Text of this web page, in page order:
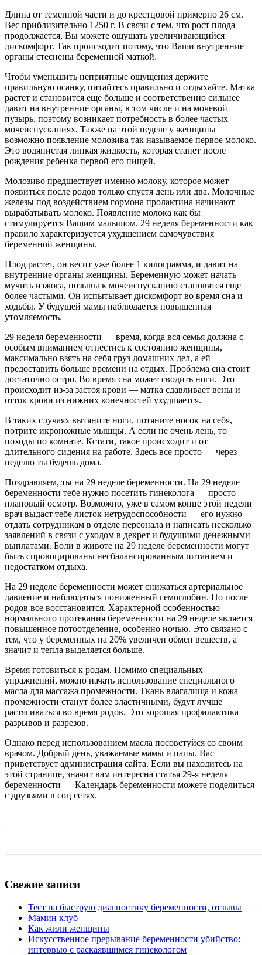
Длина от теменной части и до крестцовой примерно 26 см.
Вес приблизительно 1250 г. В связи с тем, что рост плода
продолжается, Вы можете ощущать увеличивающийся
дискомфорт. Так происходит потому, что Ваши внутренние
органы стеснены беременной маткой.
Чтобы уменьшить неприятные ощущения держите
правильную осанку, питайтесь правильно и отдыхайте. Матка
растет и становится еще больше и соответственно сильнее
давит на внутренние органы, в том числе и на мочевой
пузырь, поэтому возникает потребность в более частых
мочеиспусканиях. Также на этой неделе у женщины
возможно появление молозива так называемое первое молоко.
Это водянистая липкая жидкость, которая станет после
рождения ребенка первой его пищей.
Молозиво предшествует именно молоку, которое может
появиться после родов только спустя день или два. Молочные
железы под воздействием гормона пролактина начинают
вырабатывать молоко. Появление молока как бы
стимулируется Вашим малышом. 29 неделя беременности как
правило характеризуется ухудшением самочувствия
беременной женщины.
Плод растет, он весит уже более 1 килограмма, и давит на
внутренние органы женщины. Беременную может начать
мучить изжога, позывы к мочеиспусканию становятся еще
более частыми. Он испытывает дискомфорт во время сна и
ходьбы. У будущей мамы наблюдается повышенная
утомляемость.
29 неделя беременности — время, когда вся семья должна с
особым вниманием отнестись к состоянию женщины,
максимально взять на себя груз домашних дел, а ей
предоставить больше времени на отдых. Проблема сна стоит
достаточно остро. Во время сна может сводить ноги. Это
происходит из-за застоя крови — матка сдавливает вены и
отток крови из нижних конечностей ухудшается.
В таких случаях вытяните ноги, потяните носок на себя,
потрите икроножные мышцы. А если не очень лень, то
походы по комнате. Кстати, такое происходит и от
длительного сидения на работе. Здесь все просто — через
неделю ты будешь дома.
Поздравляем, ты на 29 неделе беременности. На 29 неделе
беременности тебе нужно посетить гинеколога — просто
плановый осмотр. Возможно, уже в самом конце этой недели
врач выдаст тебе листок нетрудоспособности — его нужно
отдать сотрудникам в отделе персонала и написать несколько
заявлений в связи с уходом в декрет и будущими денежными
выплатами. Боли в животе на 29 неделе беременности могут
быть спровоцированы несбалансированным питанием и
недостатком отдыха.
На 29 неделе беременности может снижаться артериальное
давление и наблюдаться пониженный гемоглобин. Но после
родов все восстановится. Характерной особенностью
нормального протекания беременности на 29 неделе является
повышенное потоотделение, особенно ночью. Это связано с
тем, что у беременных на 20% увеличен обмен веществ, а
значит и тепла выделяется больше.
Время готовиться к родам. Помимо специальных
упражнений, можно начать использование специального
масла для массажа промежности. Ткань влагалища и кожа
промежности станут более эластичными, будут лучше
растягиваться во время родов. Это хорошая профилактика
разрывов и разрезов.
Однако перед использованием масла посоветуйся со своим
врачом. Добрый день, уважаемые мамы и папы. Вас
приветствует администрация сайта. Если вы находитесь на
этой странице, значит вам интересна статья 29-я неделя
беременности — Календарь беременности можете поделиться
с друзьями в соц сетях.
Свежие записи
Тест на быструю диагностику беременности, отзывы
Мамин клуб
Как жили женщины
Искусственное прерывание беременности убийство:
интервью с раскаявшимся гинекологом